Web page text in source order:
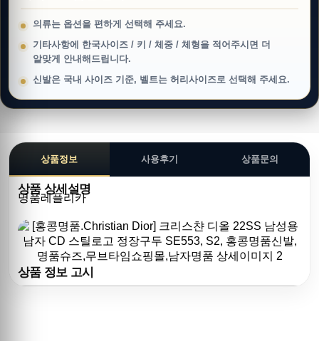
의류는 옵션을 편하게 선택해 주세요.
기타사항에 한국사이즈 / 키 / 체중 / 체형을 적어주시면 더
알맞게 안내해드립니다.
신발은 국내 사이즈 기준, 벨트는 허리사이즈로 선택해 주세요.
상품정보 사용후기 상품문의
상품 상세설명
명품레플리카
상품 정보 고시